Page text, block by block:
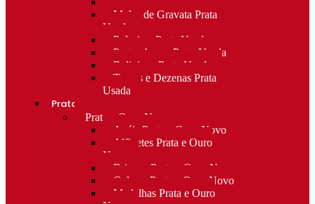
Molas de Gravata Prata
Usada
Pulseiras Prata Usada
Porta-chaves Prata Usada
Religioso Prata Usada
Terços e Dezenas Prata
Usada
Prata e ouro
Prata e Ouro Novo
Anéis Prata e Ouro Novo
Alfinetes Prata e Ouro
Novo
Brincos Prata e Ouro Novo
Colares Prata e Ouro Novo
Medalhas Prata e Ouro